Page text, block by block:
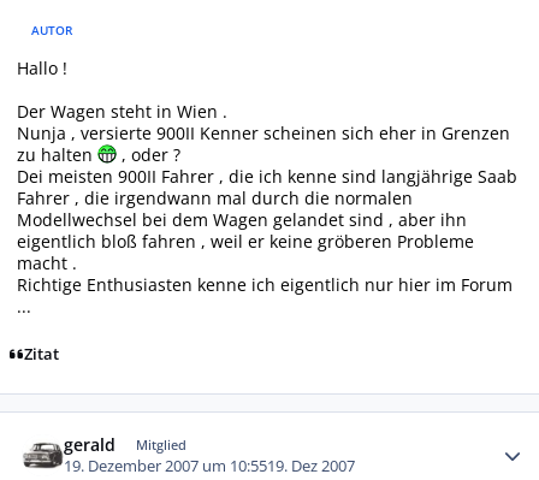
AUTOR
Hallo !
Der Wagen steht in Wien .
Nunja , versierte 900II Kenner scheinen sich eher in Grenzen
zu halten
, oder ?
Dei meisten 900II Fahrer , die ich kenne sind langjährige Saab
Fahrer , die irgendwann mal durch die normalen
Modellwechsel bei dem Wagen gelandet sind , aber ihn
eigentlich bloß fahren , weil er keine gröberen Probleme
macht .
Richtige Enthusiasten kenne ich eigentlich nur hier im Forum
...
Zitat
gerald Mitglied
19. Dezember 2007 um 10:5519. Dez 2007